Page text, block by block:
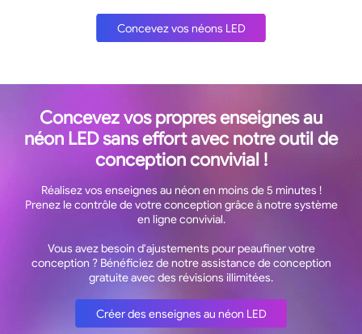
Concevez vos néons LED
Concevez vos propres enseignes au
néon LED sans effort avec notre outil de
conception convivial !
Réalisez vos enseignes au néon en moins de 5 minutes !
Prenez le contrôle de votre conception grâce à notre système
en ligne convivial.
Vous avez besoin d'ajustements pour peaufiner votre
conception ? Bénéficiez de notre assistance de conception
gratuite avec des révisions illimitées.
Créer des enseignes au néon LED